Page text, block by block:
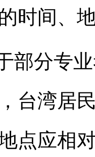
时间、
部分专
台湾居
点应相